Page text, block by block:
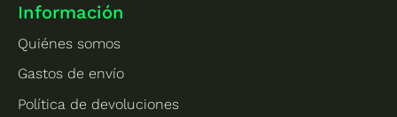
Información
Quiénes somos
Gastos de envío
Política de devoluciones